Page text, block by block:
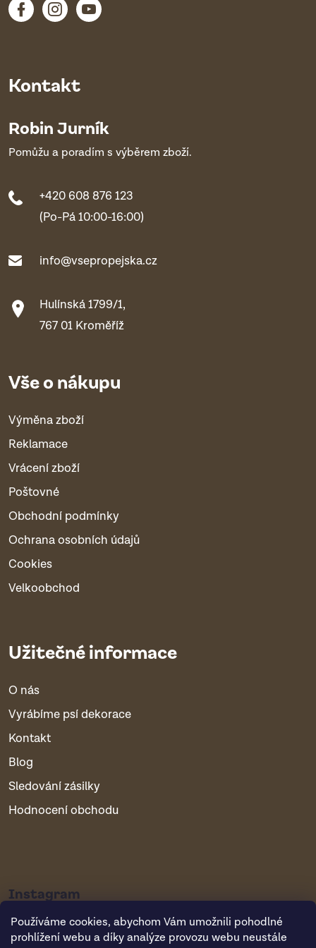
Používáme cookies, abychom Vám umožnili pohodlné
prohlížení webu a díky analýze provozu webu neustále
Kontakt
Robin Jurník
Pomůžu a poradím s výběrem zboží.
+420 608 876 123
(Po-Pá 10:00-16:00)
info@vsepropejska.cz
Hulínská 1799/1,
767 01 Kroměříž
Vše o nákupu
Výměna zboží
Reklamace
Vrácení zboží
Poštovné
Obchodní podmínky
Ochrana osobních údajů
Cookies
Velkoobchod
Užitečné informace
O nás
Vyrábíme psí dekorace
Kontakt
Blog
Sledování zásilky
Hodnocení obchodu
Instagram